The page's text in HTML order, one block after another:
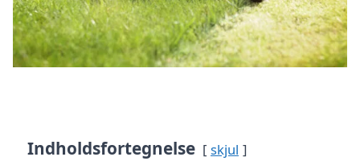
Indholdsfortegnelse skjul